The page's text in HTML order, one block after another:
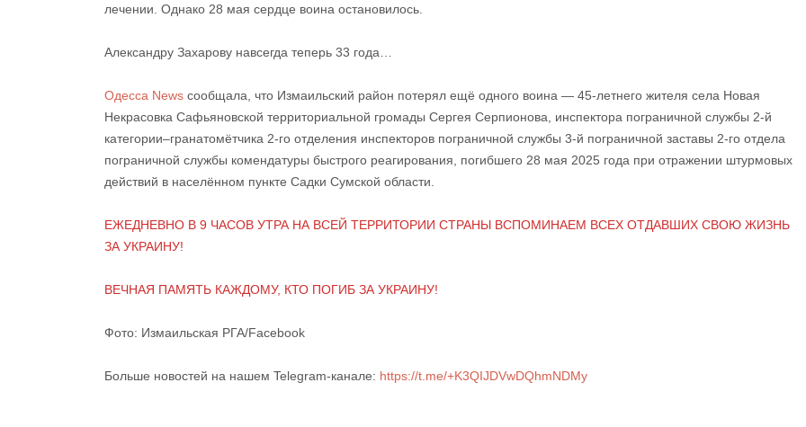
лечении. Однако 28 мая сердце воина остановилось.
Александру Захарову навсегда теперь 33 года…
Одесса News сообщала, что Измаильский район потерял ещё одного воина — 45-летнего жителя села Новая
Некрасовка Сафьяновской территориальной громады Сергея Серпионова, инспектора пограничной службы 2-й
категории–гранатомётчика 2-го отделения инспекторов пограничной службы 3-й пограничной заставы 2-го отдела
пограничной службы комендатуры быстрого реагирования,
погибшего 28 мая 2025 года при отражении штурмовых
действий в населённом пункте Садки Сумской области.
ЕЖЕДНЕВНО В 9 ЧАСОВ УТРА НА ВСЕЙ ТЕРРИТОРИИ СТРАНЫ ВСПОМИНАЕМ ВСЕХ ОТДАВШИХ СВОЮ ЖИЗНЬ
ЗА УКРАИНУ!
ВЕЧНАЯ ПАМЯТЬ КАЖДОМУ, КТО ПОГИБ ЗА УКРАИНУ!
Фото: Измаильская РГА/Facebook
Больше новостей на нашем Telegram-канале: https://t.me/+K3QIJDVwDQhmNDMy